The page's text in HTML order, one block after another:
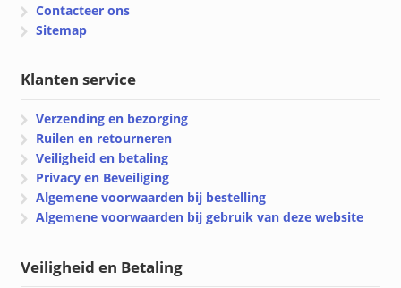
Contacteer ons
Sitemap
Klanten service
Verzending en bezorging
Ruilen en retourneren
Veiligheid en betaling
Privacy en Beveiliging
Algemene voorwaarden bij bestelling
Algemene voorwaarden bij gebruik van deze website
Veiligheid en Betaling